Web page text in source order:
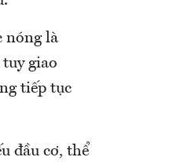
nóng là
giao
tiếp tục
đầu cơ, thể